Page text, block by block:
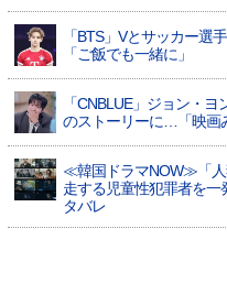
「BTS」Vとサッカー
「ご飯でも一緒に」
「CNBLUE」ジョン・
のストーリーに…「映画
≪韓国ドラマNOW≫「人
走する児童性犯罪者を一
タバレ